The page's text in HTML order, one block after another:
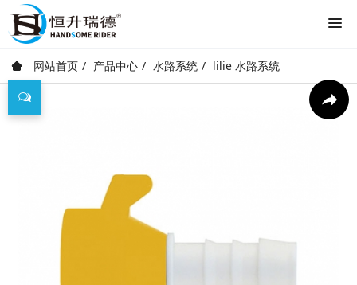
网站首页 产品中心 水路系统 lilie 水路系统